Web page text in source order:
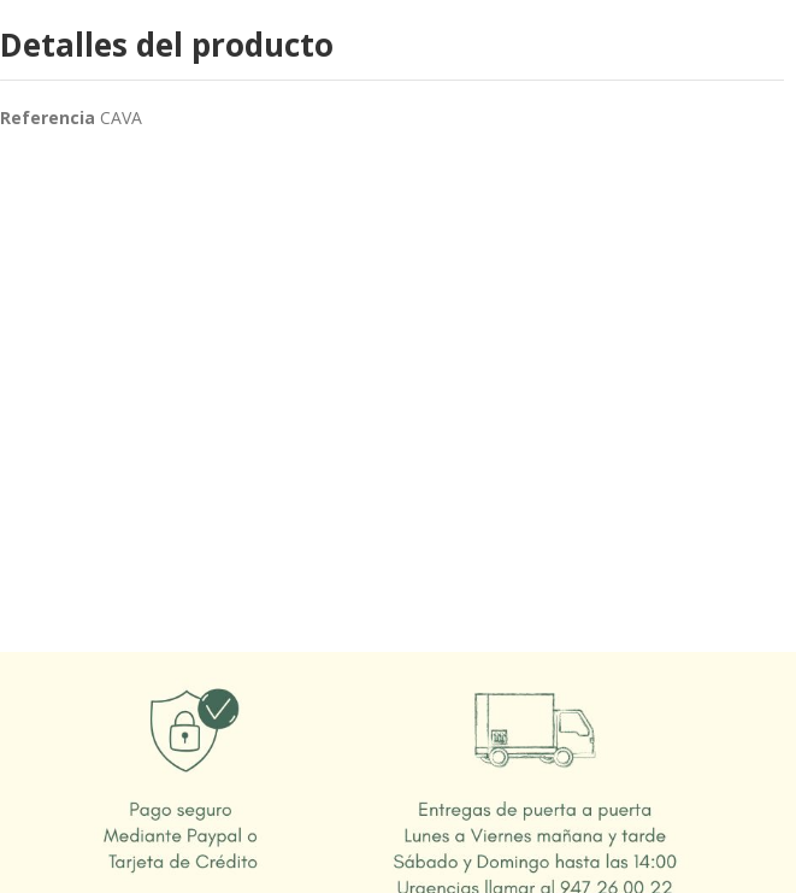
Detalles del producto
Referencia CAVA